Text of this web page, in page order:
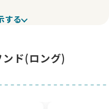
毛がありますが、成長とと
は気品のある上品な色へと
中で、4番目に誕生した男の
自然と社会性を身につけな
する
ド(ロング)